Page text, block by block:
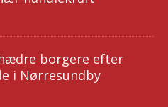
borgere efter
i Nørresundby